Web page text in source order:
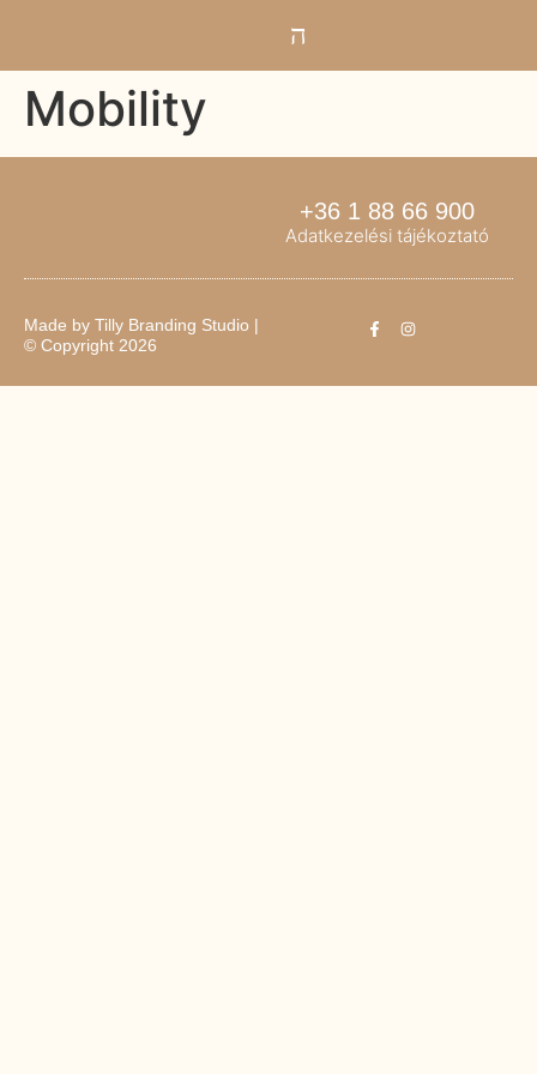
Mobility
+36 1 88 66 900
Adatkezelési tájékoztató
Made by Tilly Branding Studio |
© Copyright 2026